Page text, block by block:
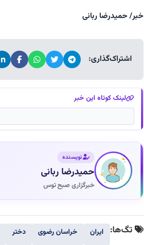
خبر/ حمیدرضا ربانی
اشتراک‌گذاری:
لینک کوتاه این خبر
نویسنده
حمیدرضا ربانی
خبرگزاری صبح توس
تگ‌ها: ایران خراسان رضوی دختر